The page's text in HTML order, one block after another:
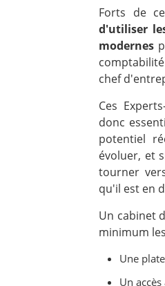
Forts de
d'utiliser
modernes
chef
Ces
donc
potentiel
évoluer, et
tourner
qu'il est en
Un cabinet
minimum
Une
Un